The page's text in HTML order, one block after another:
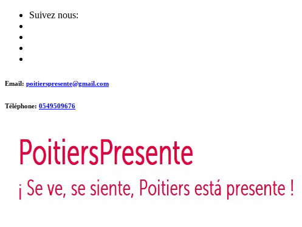
Skip
content
Suivez nous:
Email: poitierspresente@gmail.com
Téléphone: 0549509676